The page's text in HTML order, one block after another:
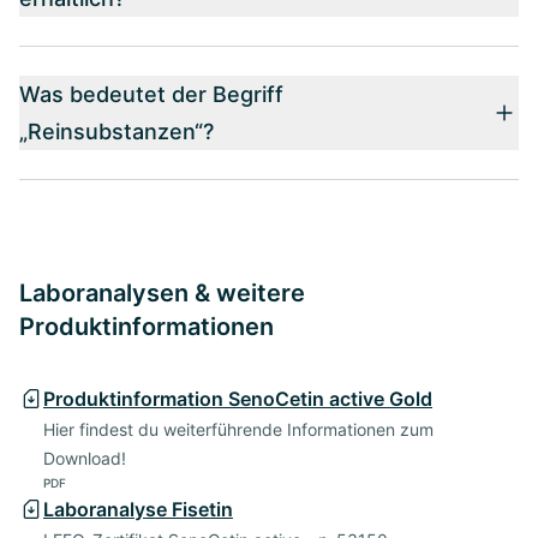
Was bedeutet der Begriff
„Reinsubstanzen“?
Laboranalysen & weitere
Produktinformationen
Produktinformation SenoCetin active Gold
Hier findest du weiterführende Informationen zum
Download!
PDF
Laboranalyse Fisetin